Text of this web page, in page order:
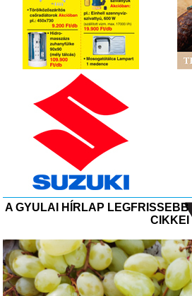
A GYULAI HÍRLAP LEGFRISSEBB
CIKKEI